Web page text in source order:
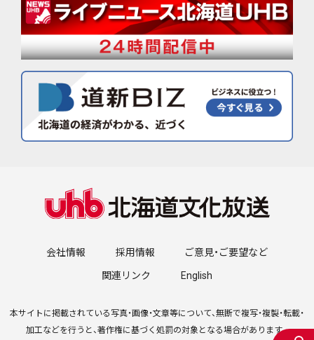
会社情報 採用情報 ご意見・ご要望など
関連リンク English
本サイトに掲載されている写真・画像・文章等について、無断で複写・複製・転載・
加工などを行うと、著作権に基づく処罰の対象となる場合があります。